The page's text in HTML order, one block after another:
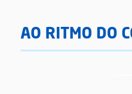
AO RITMO DO